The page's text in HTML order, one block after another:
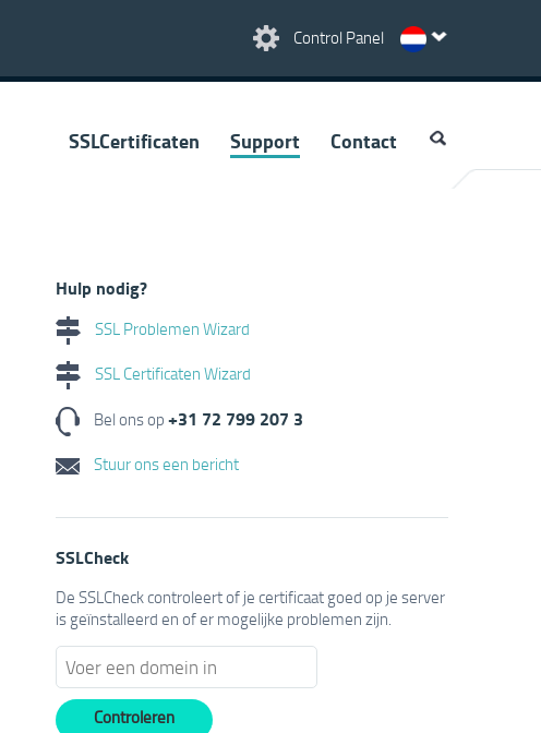
Control Panel
SSLCertificaten Support Contact
Hulp nodig?
SSL Problemen Wizard
SSL Certificaten Wizard
Bel ons op+31 72 799 207 3
Stuur ons een bericht
SSLCheck
De SSLCheck controleert of je certificaat goed op je server
is geïnstalleerd en of er mogelijke problemen zijn.